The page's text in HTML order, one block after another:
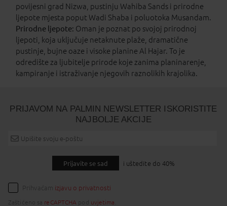
povijesni grad Nizwa, pustinju Wahiba Sands i prirodne
ljepote mjesta poput Wadi Shaba i poluotoka Musandam.
Prirodne ljepote: Oman je poznat po svojoj prirodnoj
ljepoti, koja uključuje netaknute plaže, dramatične
pustinje, bujne oaze i visoke planine Al Hajar. To je
odredište za ljubitelje prirode koje zanima planinarenje,
kampiranje i istraživanje njegovih raznolikih krajolika.
PRIJAVOM NA PALMIN NEWSLETTER ISKORISTITE
NAJBOLJE AKCIJE
Prijavite se sad i uštedite do 40%
Prihvaćam izjavu o privatnosti
Zaštićeno sa reCAPTCHA uvjetima